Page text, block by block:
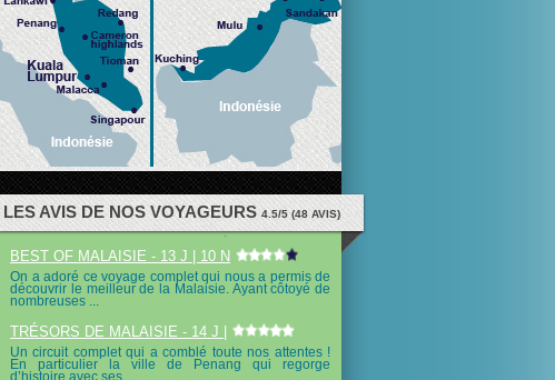
BEST OF MALAISIE - 13 J | 10 N
On a adoré ce voyage complet qui nous a permis de
découvrir le meilleur de la Malaisie. Ayant côtoyé de
nombreuses ...
TRÉSORS DE MALAISIE - 14 J |
Un circuit complet qui a comblé toute nos attentes !
En particulier la ville de Penang qui regorge
d’histoire avec ses ...
LES AVIS DE NOS VOYAGEURS4.5/5(48AVIS)